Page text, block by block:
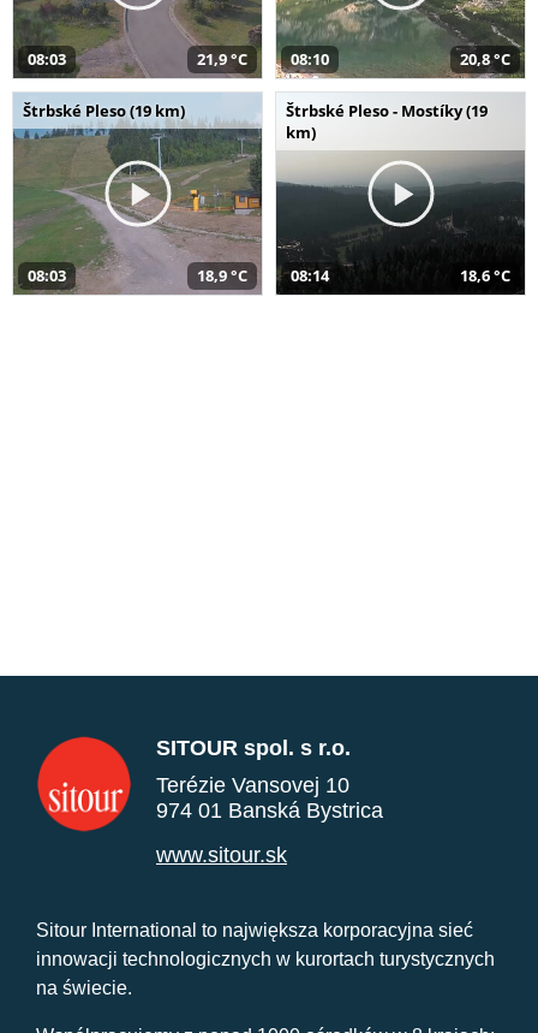
08:03 21,9 °C 08:10 20,8 °C
Štrbské Pleso (19 km)
08:03 18,9 °C
Štrbské Pleso - Mostíky (19
km)
08:14 18,6 °C
SITOUR spol. s r.o.
Terézie Vansovej 10
974 01 Banská Bystrica
www.sitour.sk
Sitour International to największa korporacyjna sieć
innowacji technologicznych w kurortach turystycznych
na świecie.